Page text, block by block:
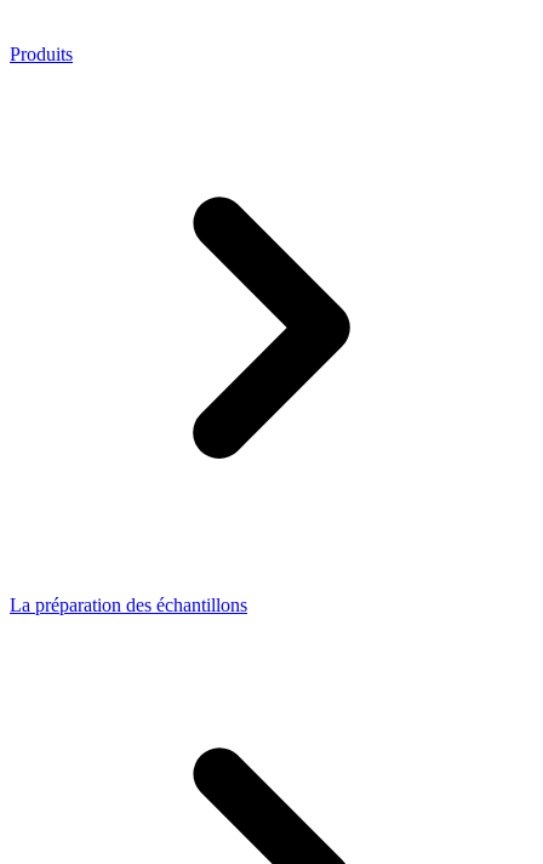
Produits
La préparation des échantillons